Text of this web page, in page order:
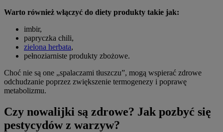
Warto również włączyć do diety produkty takie jak:
imbir,
papryczka chili,
zielona herbata,
pełnoziarniste produkty zbożowe.
Choć nie są one „spalaczami tłuszczu”, mogą wspierać zdrowe
odchudzanie poprzez zwiększenie termogenezy i poprawę
metabolizmu.
Czy nowalijki są zdrowe? Jak pozbyć się
pestycydów z warzyw?